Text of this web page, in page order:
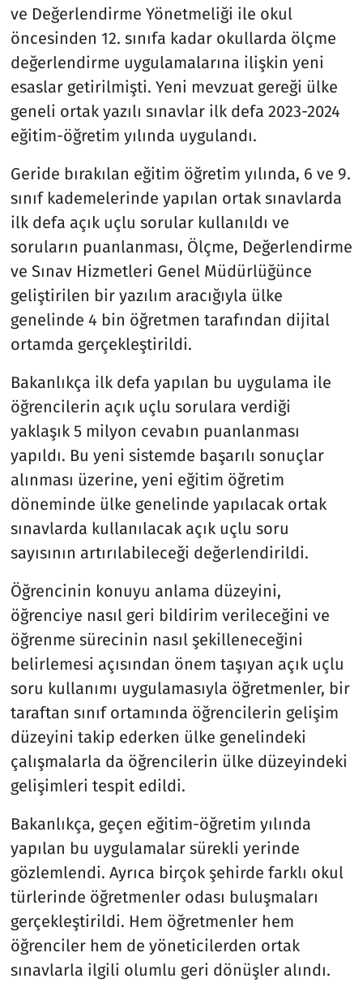
ve Değerlendirme Yönetmeliği ile okul
öncesinden 12. sınıfa kadar okullarda ölçme
değerlendirme uygulamalarına ilişkin yeni
esaslar getirilmişti. Yeni mevzuat gereği ülke
geneli ortak yazılı sınavlar ilk defa 2023-2024
eğitim-öğretim yılında uygulandı.
Geride bırakılan eğitim öğretim yılında, 6 ve 9.
sınıf kademelerinde yapılan ortak sınavlarda
ilk defa açık uçlu sorular kullanıldı ve
soruların puanlanması, Ölçme, Değerlendirme
ve Sınav Hizmetleri Genel Müdürlüğünce
geliştirilen bir yazılım aracığıyla ülke
genelinde 4 bin öğretmen tarafından dijital
ortamda gerçekleştirildi.
Bakanlıkça ilk defa yapılan bu uygulama ile
öğrencilerin açık uçlu sorulara verdiği
yaklaşık 5 milyon cevabın puanlanması
yapıldı. Bu yeni sistemde başarılı sonuçlar
alınması üzerine, yeni eğitim öğretim
döneminde ülke genelinde yapılacak ortak
sınavlarda kullanılacak açık uçlu soru
sayısının artırılabileceği değerlendirildi.
Öğrencinin konuyu anlama düzeyini,
öğrenciye nasıl geri bildirim verileceğini ve
öğrenme sürecinin nasıl şekilleneceğini
belirlemesi açısından önem taşıyan açık uçlu
soru kullanımı uygulamasıyla öğretmenler, bir
taraftan sınıf ortamında öğrencilerin gelişim
düzeyini takip ederken ülke genelindeki
çalışmalarla da öğrencilerin ülke düzeyindeki
gelişimleri tespit edildi.
Bakanlıkça, geçen eğitim-öğretim yılında
yapılan bu uygulamalar sürekli yerinde
gözlemlendi. Ayrıca birçok şehirde farklı okul
türlerinde öğretmenler odası buluşmaları
gerçekleştirildi. Hem öğretmenler hem
öğrenciler hem de yöneticilerden ortak
sınavlarla ilgili olumlu geri dönüşler alındı.